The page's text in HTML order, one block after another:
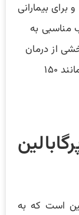
بیمارانی
مناسبی به
از درمان
مرحله‌ای، قبل از افزایش به دوزهای بالاتر مانند ۱۵۰
است که به